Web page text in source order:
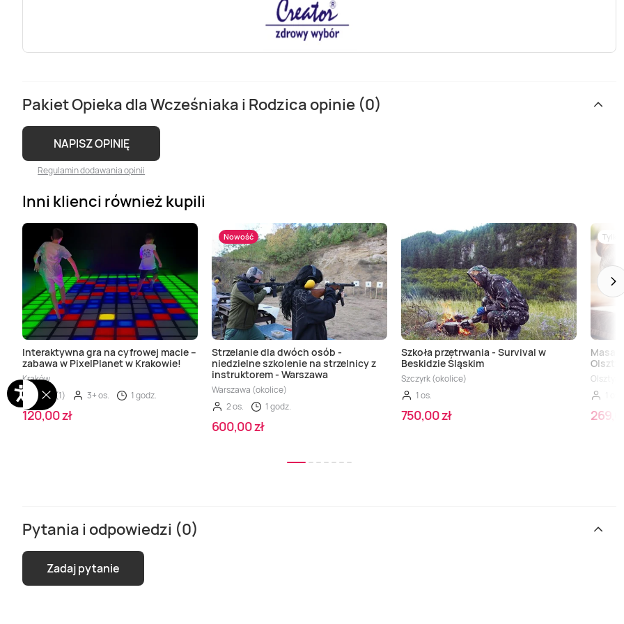
Pakiet Opieka dla Wcześniaka i Rodzica opinie (0)
NAPISZ OPINIĘ
Regulamin dodawania opinii
Inni klienci również kupili
Interaktywna gra na cyfrowej macie –
zabawa w PixelPlanet w Krakowie!
Kraków
4,00 (1)
3+ os. 1 godz.
120,00 zł
Nowość
Strzelanie dla dwóch osób -
niedzielne szkolenie na strzelnicy z
instruktorem - Warszawa
Warszawa (okolice)
2 os.
1 godz.
600,00 zł
Szkoła przetrwania - Survival w
Beskidzie Śląskim
Szczyrk (okolice)
1 os.
750,00 zł
Tylko
Masaż
Olsztyn
269,00
Pytania i odpowiedzi (0)
Zadaj pytanie